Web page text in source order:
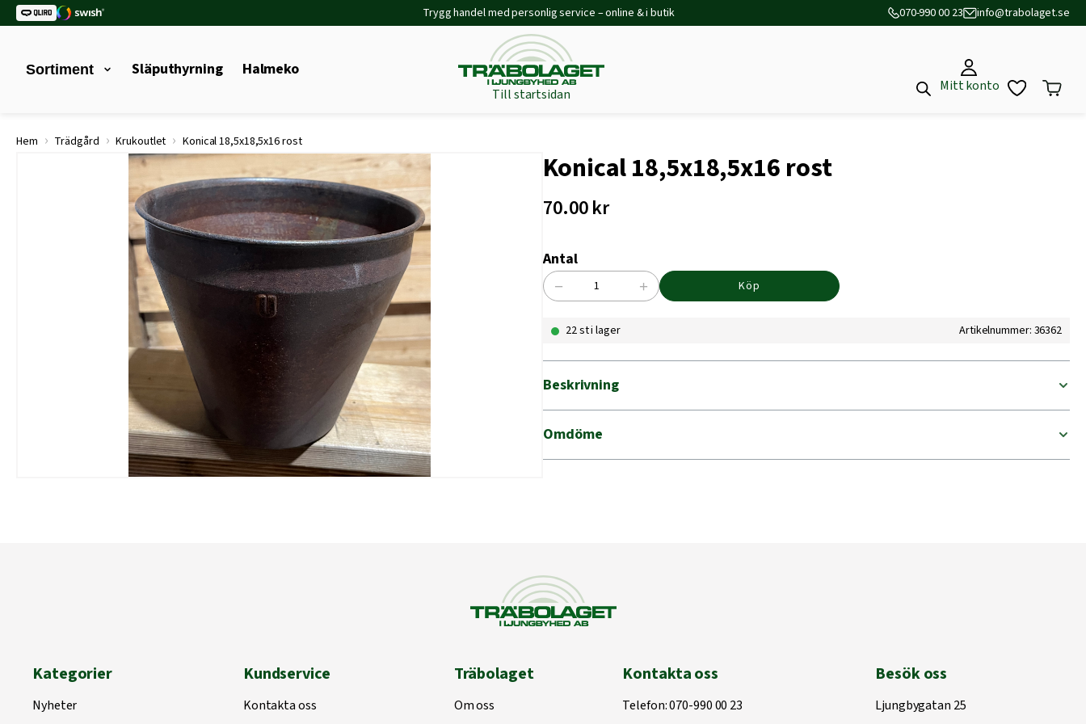
Trygg handel med personlig service – online & i butik 070-990 00 23 info@trabolaget.se
Sortiment Släputhyrning Halmeko
Till startsidan
Mitt konto
Hem › Trädgård › Krukoutlet › Konical 18,5x18,5x16 rost
Konical 18,5x18,5x16 rost
70.00kr
Antal
Konical
rost
− + Köp
22 st i lager Artikelnummer: 36362
Beskrivning
Omdöme
Kategorier
Nyheter
Kundservice
Kontakta oss
Träbolaget
Om oss
Kontakta oss
Telefon:070-990 00 23
Besök oss
Ljungbygatan 25